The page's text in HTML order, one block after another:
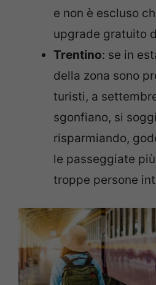
e non è escluso
upgrade gratuito
Trentino: se in
della zona sono
turisti, a
sgonfiano, si
risparmiando,
le passeggiate
troppe persone